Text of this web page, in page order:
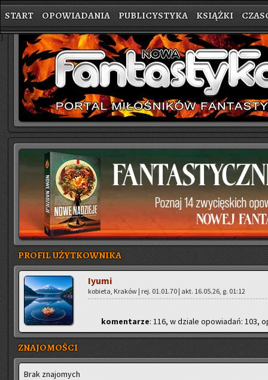
START OPOWIADANIA PUBLICYSTYKA KSIĄŻKI
}
PROFIL UŻYTKOWNIKA
Iyumi
ko­bie­ta, Kra­ków | rej. 01.01.70 | akt. 16.05.26, g. 01:12
ko­men­ta­rze: 116, w dzia­le opo­wia­dań: 103,
ZNAJOMOŚCI
Brak zna­jo­mych